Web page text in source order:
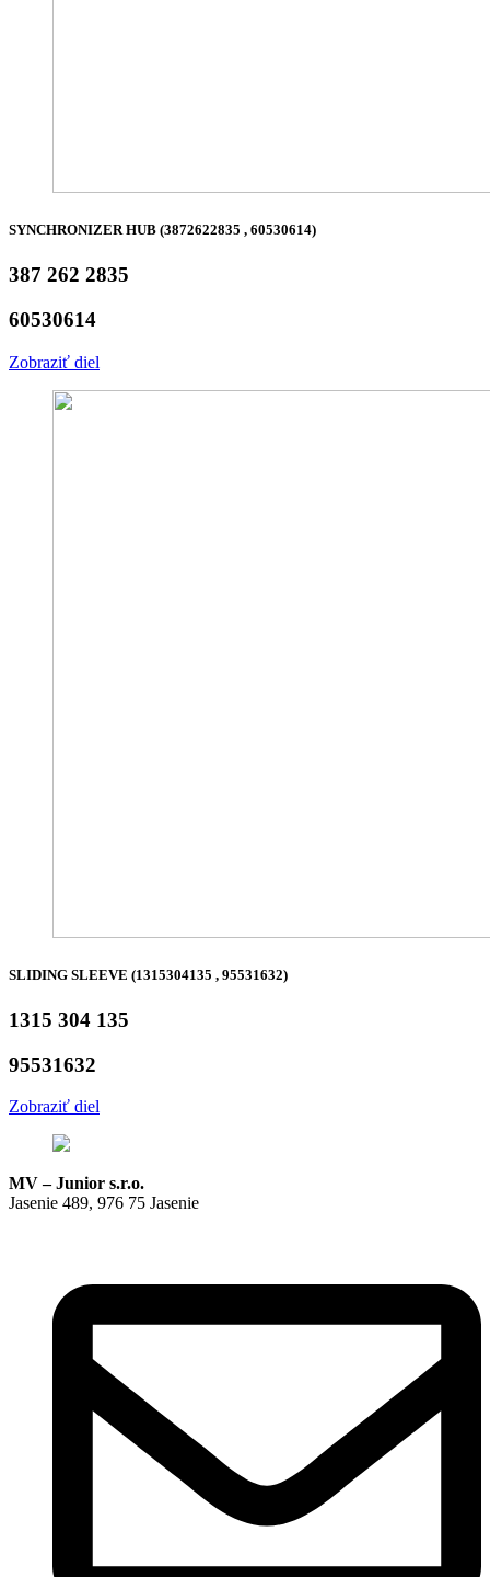
SYNCHRONIZER HUB (3872622835 , 60530614)
387 262 2835
60530614
Zobraziť diel
SLIDING SLEEVE (1315304135 , 95531632)
1315 304 135
95531632
Zobraziť diel
MV – Junior s.r.o.
Jasenie 489, 976 75 Jasenie